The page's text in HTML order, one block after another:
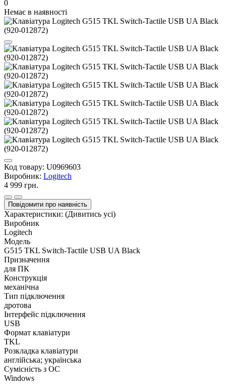
0
Немає в наявності
Код товару: U0969603
Виробник: Logitech
4 999 грн.
Повідомити про наявність
Характеристики: (Дивитись усі)
Виробник
Logitech
Модель
G515 TKL Switch-Tactile USB UA Black
Призначення
для ПК
Конструкція
механічна
Тип підключення
дротова
Інтерфейс підключення
USB
Формат клавіатури
TKL
Розкладка клавіатури
англійська; українська
Сумісність з ОС
Windows